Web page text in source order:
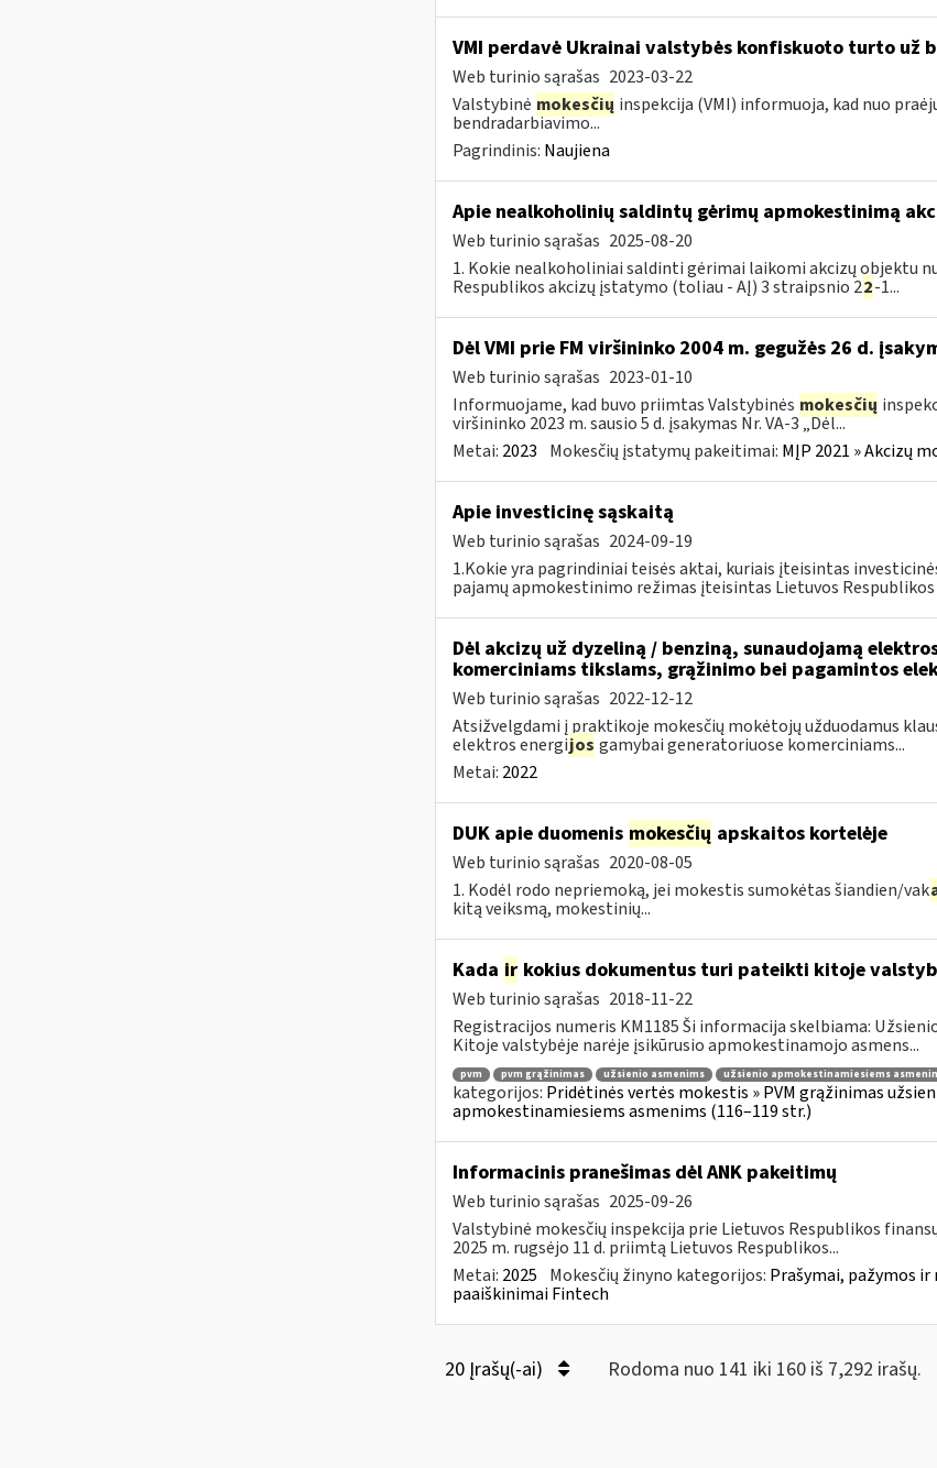
VMI perdavė Ukrainai valstybės konfiskuoto turto už
Web turinio sąrašas 2023-03-22
Valstybinė mokesčių inspekcija (VMI) informuoja, kad nuo
bendradarbiavimo...
Pagrindinis: Naujiena
Apie nealkoholinių saldintų gėrimų apmokestinimą
Web turinio sąrašas 2025-08-20
1. Kokie nealkoholiniai saldinti gėrimai laikomi akcizų objektu
Respublikos akcizų įstatymo (toliau - AĮ) 3 straipsnio 22-1...
Dėl VMI prie FM viršininko 2004 m. gegužės 26 d.
Web turinio sąrašas 2023-01-10
Informuojame, kad buvo priimtas Valstybinės mokesčių
viršininko 2023 m. sausio 5 d. įsakymas Nr. VA-3 „Dėl...
Metai: 2023 Mokesčių įstatymų pakeitimai: MĮP 2021 » Akcizų
Apie investicinę sąskaitą
Web turinio sąrašas 2024-09-19
1.Kokie yra pagrindiniai teisės aktai, kuriais įteisintas
pajamų apmokestinimo režimas įteisintas Lietuvos Respublikos
Dėl akcizų už dyzeliną / benziną, sunaudojamą
komerciniams tikslams, grąžinimo bei pagamintos
Web turinio sąrašas 2022-12-12
Atsižvelgdami į praktikoje mokesčių mokėtojų užduodamus
elektros energijos gamybai generatoriuose komerciniams...
Metai: 2022
DUK apie duomenis mokesčių apskaitos kortelėje
Web turinio sąrašas 2020-08-05
1. Kodėl rodo nepriemoką, jei mokestis sumokėtas šiandien/vak
kitą veiksmą, mokestinių...
Kada irkokius dokumentus turi pateikti kitoje
Web turinio sąrašas 2018-11-22
Registracijos numeris KM1185 Ši informacija skelbiama:
Kitoje valstybėje narėje įsikūrusio apmokestinamojo asmens...
pvm pvm grąžinimas užsienio asmenims užsienio apmokestinamiesiems
kategorijos: Pridėtinės vertės mokestis » PVM grąžinimas
apmokestinamiesiems asmenims (116–119 str.)
Informacinis pranešimas dėl ANK pakeitimų
Web turinio sąrašas 2025-09-26
Valstybinė mokesčių inspekcija prie Lietuvos Respublikos
2025 m. rugsėjo 11 d. priimtą Lietuvos Respublikos...
Metai: 2025 Mokesčių žinyno kategorijos: Prašymai, pažymos ir
paaiškinimai Fintech
20 Įrašų(-ai) Rodoma nuo 141 iki 160 iš 7,292 irašų.